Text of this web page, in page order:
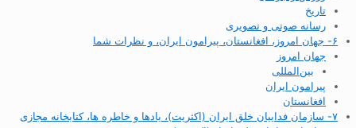
تاریخ
رسانه صوتی و تصویری
۶- جهان امروز، افغانستان، پیرامون ایران، و نظرات شما
جهان امروز
بین‌المللی
پیرامون ایران
افغانستان
۷- سازمان فداییان خلق ایران (اکثریت)، یادها و خاطره ها، کتابخانه مجازی